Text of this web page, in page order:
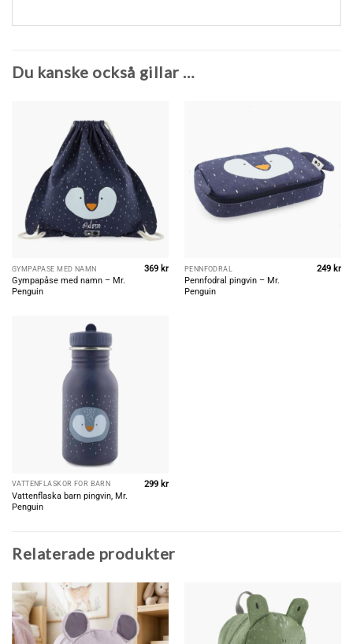
Du kanske också gillar …
GYMPAPÅSE MED NAMN
Gympapåse med namn – Mr.
Penguin
369 kr PENNFODRAL
Pennfodral pingvin – Mr.
Penguin
249 kr
VATTENFLASKOR FÖR BARN
Vattenflaska barn pingvin, Mr.
Penguin
299kr
Relaterade produkter